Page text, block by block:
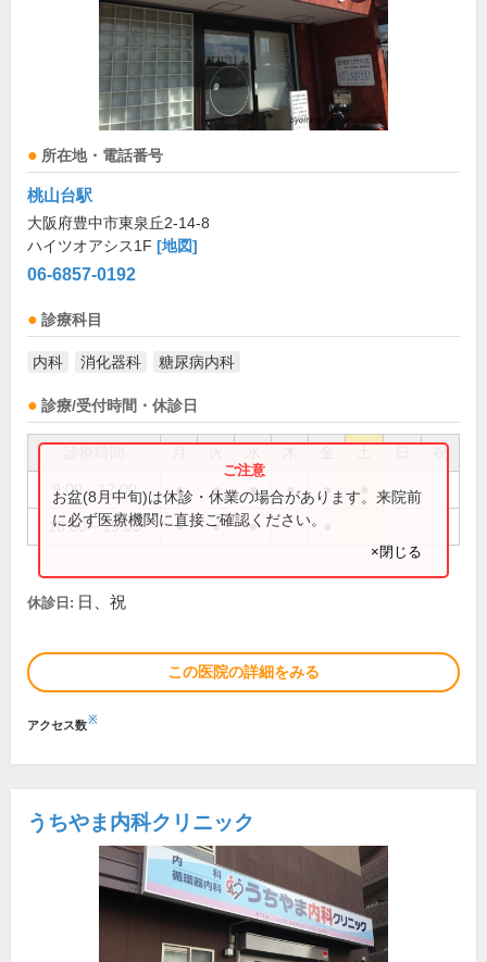
所在地・電話番号
桃山台駅
大阪府豊中市東泉丘2-14-8
ハイツオアシス1F [地図]
06-6857-0192
診療科目
内科 消化器科 糖尿病内科
診療/受付時間・休診日
祝
9:00～12:00 ● ● ● ● ●
16:00～19:00 ● ● ●
お盆(8月中旬)は休診・休業の場合があります。来院前
に必ず医療機関に直接ご確認ください。
×閉じる
休診日: 日、祝
この医院の詳細をみる
アクセス数※
うちやま内科クリニック